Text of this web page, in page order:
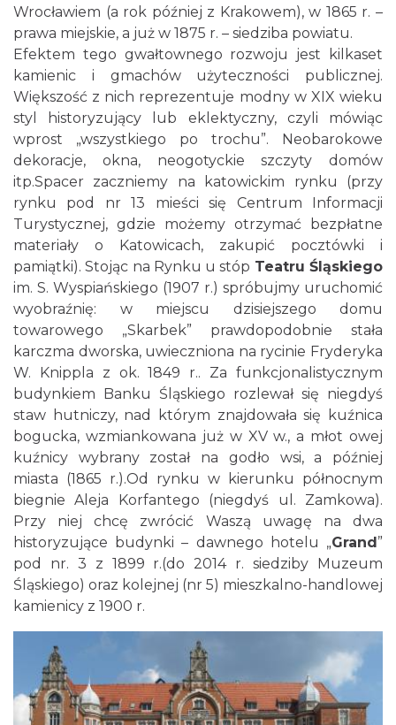
Wrocławiem (a rok później z Krakowem), w 1865 r. –
prawa miejskie, a już w 1875 r. – siedziba powiatu.
Efektem tego gwałtownego rozwoju jest kilkaset
kamienic i gmachów użyteczności publicznej.
Większość z nich reprezentuje modny w XIX wieku
styl historyzujący lub eklektyczny, czyli mówiąc
wprost „wszystkiego po trochu”. Neobarokowe
dekoracje, okna, neogotyckie szczyty domów
itp.Spacer zaczniemy na katowickim rynku (przy
rynku pod nr 13 mieści się Centrum Informacji
Turystycznej, gdzie możemy otrzymać bezpłatne
materiały o Katowicach, zakupić pocztówki i
pamiątki). Stojąc na Rynku u stóp Teatru Śląskiego
im. S. Wyspiańskiego (1907 r.) spróbujmy uruchomić
wyobraźnię: w miejscu dzisiejszego domu
towarowego „Skarbek” prawdopodobnie stała
karczma dworska, uwieczniona na rycinie Fryderyka
W. Knippla z ok. 1849 r.. Za funkcjonalistycznym
budynkiem Banku Śląskiego rozlewał się niegdyś
staw hutniczy, nad którym znajdowała się kuźnica
bogucka, wzmiankowana już w XV w., a młot owej
kuźnicy wybrany został na godło wsi, a później
miasta (1865 r.).Od rynku w kierunku północnym
biegnie Aleja Korfantego (niegdyś ul. Zamkowa).
Przy niej chcę zwrócić Waszą uwagę na dwa
historyzujące budynki – dawnego hotelu „Grand”
pod nr. 3 z 1899 r.(do 2014 r. siedziby Muzeum
Śląskiego) oraz kolejnej (nr 5) mieszkalno-handlowej
kamienicy z 1900 r.